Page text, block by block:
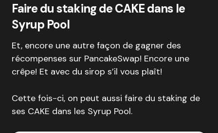
Faire du staking de CAKE dans le
Syrup Pool
Et, encore une autre façon de gagner des
récompenses sur PancakeSwap! Encore une
crêpe! Et avec du sirop s’il vous plaît!
Cette fois-ci, on peut aussi faire du staking de
ses CAKE dans les Syrup Pool.